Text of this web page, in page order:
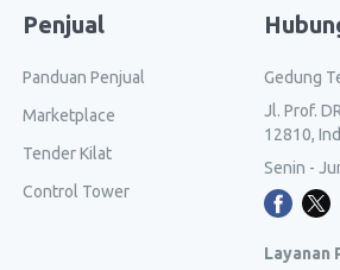
Penjual
Panduan Penjual
Marketplace
Tender Kilat
Control Tower
Gedung
Jl. Prof.
12810,
Senin -
Layanan